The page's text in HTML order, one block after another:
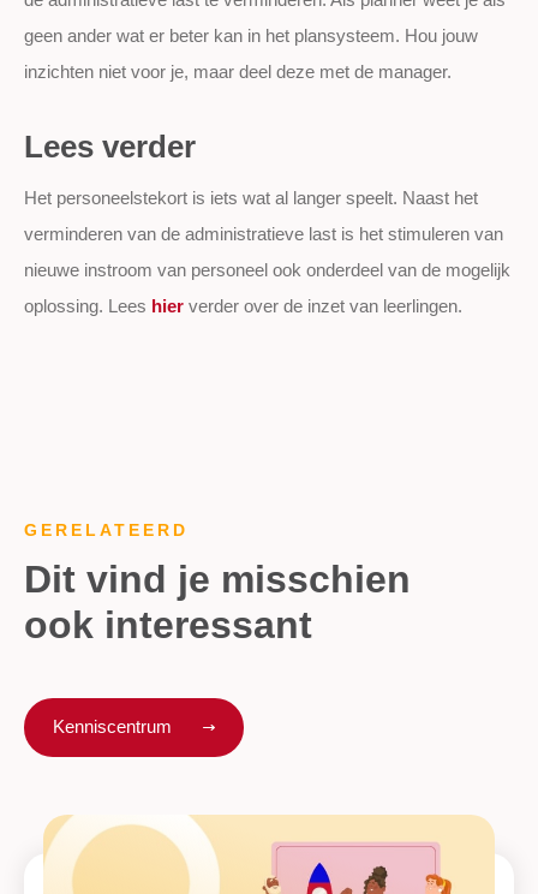
geen ander wat er beter kan in het plansysteem. Hou jouw
inzichten niet voor je, maar deel deze met de manager.
Lees verder
Het personeelstekort is iets wat al langer speelt. Naast het
verminderen van de administratieve last is het stimuleren van
nieuwe instroom van personeel ook onderdeel van de mogelijk
oplossing. Lees hier verder over de inzet van leerlingen.
GERELATEERD
Dit vind je misschien
ook interessant
Kenniscentrum